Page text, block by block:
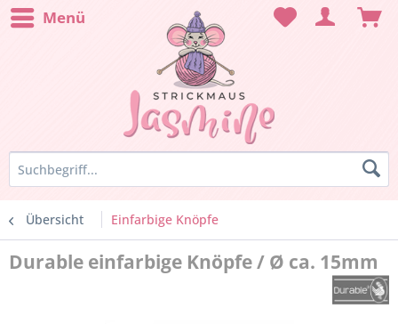
Menü
Übersicht Einfarbige Knöpfe
Durable einfarbige Knöpfe / Ø ca. 15mm